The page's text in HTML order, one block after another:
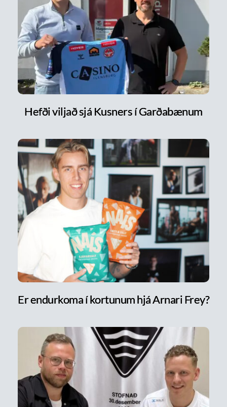
Hefði viljað sjá Kusners í Garðabænum
Er endurkoma í kortunum hjá Arnari Frey?